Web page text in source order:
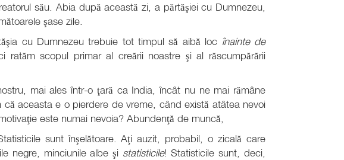
său. Abia după această zi, a părtăşiei cu Dumnezeu,
şase zile.
cu Dumnezeu trebuie tot timpul să aibă loc înainte de
scopul primar al creării noastre şi al răscumpărării
mai ales într-o ţară ca India, încât nu ne mai rămâne
aceasta e o pierdere de vreme, când există atâtea nevoi
este numai nevoia? Abundenţă de muncă,
sunt înşelătoare. Aţi auzit, probabil, o zicală care
negre, minciunile albe şi statisticile! Statisticile sunt, deci,